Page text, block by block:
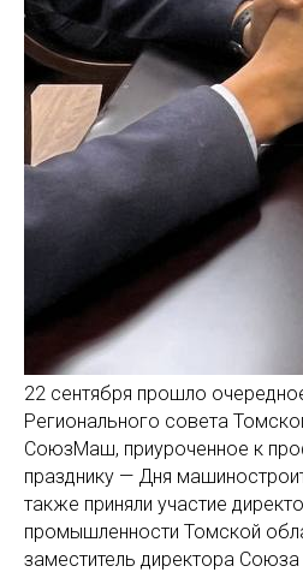
22 сентября прошло
Регионального совета
СоюзМаш, приуроченное к
празднику — Дня
также приняли участие
промышленности Томской
заместитель директора